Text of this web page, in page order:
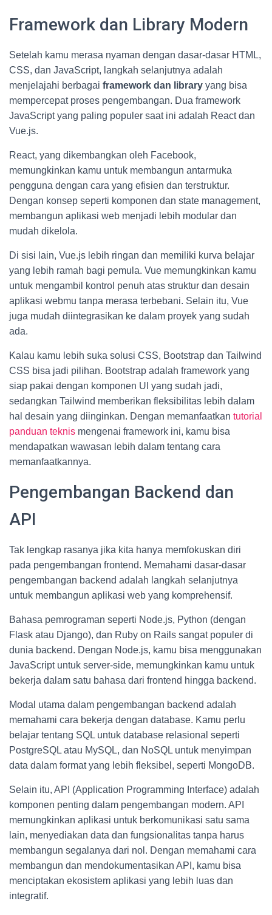
Framework dan Library Modern
Setelah kamu merasa nyaman dengan dasar-dasar HTML,
CSS, dan JavaScript, langkah selanjutnya adalah
menjelajahi berbagai framework dan library yang bisa
mempercepat proses pengembangan. Dua framework
JavaScript yang paling populer saat ini adalah React dan
Vue.js.
React, yang dikembangkan oleh Facebook,
memungkinkan kamu untuk membangun antarmuka
pengguna dengan cara yang efisien dan terstruktur.
Dengan konsep seperti komponen dan state management,
membangun aplikasi web menjadi lebih modular dan
mudah dikelola.
Di sisi lain, Vue.js lebih ringan dan memiliki kurva belajar
yang lebih ramah bagi pemula. Vue memungkinkan kamu
untuk mengambil kontrol penuh atas struktur dan desain
aplikasi webmu tanpa merasa terbebani. Selain itu, Vue
juga mudah diintegrasikan ke dalam proyek yang sudah
ada.
Kalau kamu lebih suka solusi CSS, Bootstrap dan Tailwind
CSS bisa jadi pilihan. Bootstrap adalah framework yang
siap pakai dengan komponen UI yang sudah jadi,
sedangkan Tailwind memberikan fleksibilitas lebih dalam
hal desain yang diinginkan. Dengan memanfaatkan tutorial
panduan teknis mengenai framework ini, kamu bisa
mendapatkan wawasan lebih dalam tentang cara
memanfaatkannya.
Pengembangan Backend dan
API
Tak lengkap rasanya jika kita hanya memfokuskan diri
pada pengembangan frontend. Memahami dasar-dasar
pengembangan backend adalah langkah selanjutnya
untuk membangun aplikasi web yang komprehensif.
Bahasa pemrograman seperti Node.js, Python (dengan
Flask atau Django), dan Ruby on Rails sangat populer di
dunia backend. Dengan Node.js, kamu bisa menggunakan
JavaScript untuk server-side, memungkinkan kamu untuk
bekerja dalam satu bahasa dari frontend hingga backend.
Modal utama dalam pengembangan backend adalah
memahami cara bekerja dengan database. Kamu perlu
belajar tentang SQL untuk database relasional seperti
PostgreSQL atau MySQL, dan NoSQL untuk menyimpan
data dalam format yang lebih fleksibel, seperti MongoDB.
Selain itu, API (Application Programming Interface) adalah
komponen penting dalam pengembangan modern. API
memungkinkan aplikasi untuk berkomunikasi satu sama
lain, menyediakan data dan fungsionalitas tanpa harus
membangun segalanya dari nol. Dengan memahami cara
membangun dan mendokumentasikan API, kamu bisa
menciptakan ekosistem aplikasi yang lebih luas dan
integratif.